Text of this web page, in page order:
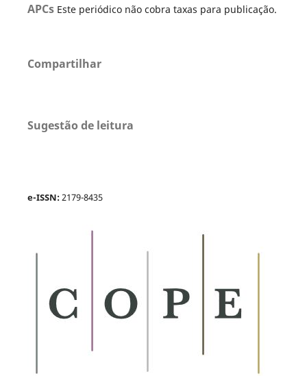
APCs Este periódico não cobra taxas para publicação.
Compartilhar
Sugestão de leitura
e-ISSN:2179-8435